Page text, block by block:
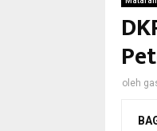
oleh